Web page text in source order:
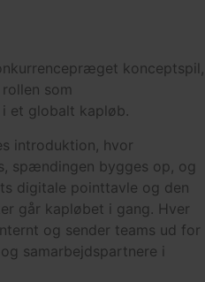
konceptspil,
som
et globalt kapløb.
introduktion, hvor
spændingen bygges op, og
digitale pointtavle og den
går kapløbet i gang. Hver
og sender teams ud for
samarbejdspartnere i